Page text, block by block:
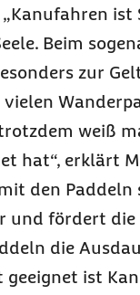
Beim
zur
vielen
weiß
hat“, erklärt
den
und fördert
die
geeignet ist